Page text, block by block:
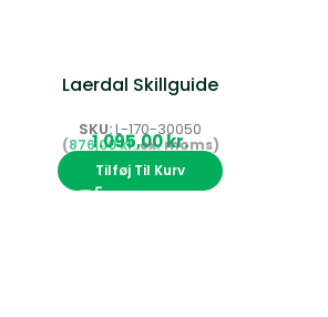
Laerdal Skillguide
SKU:L-170-30050
kr.
876,00kr.
Tilføj Til Kurv